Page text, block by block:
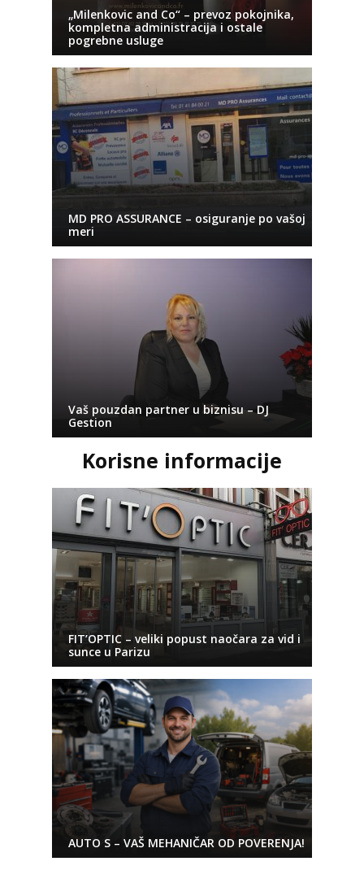
„Milenkovic and Co“ – prevoz pokojnika,
kompletna administracija i ostale
pogrebne usluge
MD PRO ASSURANCE – osiguranje po vašoj
meri
Vaš pouzdan partner u biznisu – DJ
Gestion
Korisne informacije
FIT’OPTIC – veliki popust naočara za vid i
sunce u Parizu
AUTO S – VAŠ MEHANIČAR OD POVERENJA!